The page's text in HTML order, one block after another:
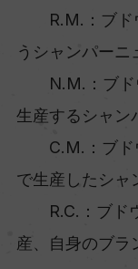
R.M.：ブド
うシャンパーニ
N.M.：ブド
生産するシャ
C.M.：ブド
で生産したシャ
R.C.：ブドウ
産、自身のブラ